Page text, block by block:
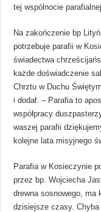
tej wspólnocie parafialnej.
Na zakończenie bp
potrzebuje parafii w
świadectwa
każde doświadczenie
Chrztu w Duchu
i dodał: – Parafia to
współpracy
waszej parafii
kolejne lata misyjnego
Parafia w Kosieczynie
przez bp. Wojciecha
drewna sosnowego, ma
dzisiejsze czasy.